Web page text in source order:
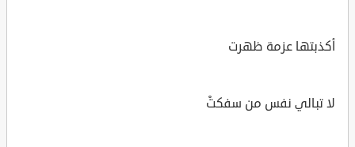
أكذبتها عزمة ظهرت
لا تبالي نفس من سفكتْ